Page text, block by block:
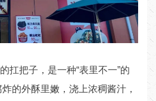
把子，是一种“表里不一”的
的外酥里嫩，浇上浓稠酱汁，